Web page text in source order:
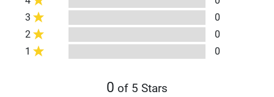
3
0
2
0
1
0
0 of 5 Stars